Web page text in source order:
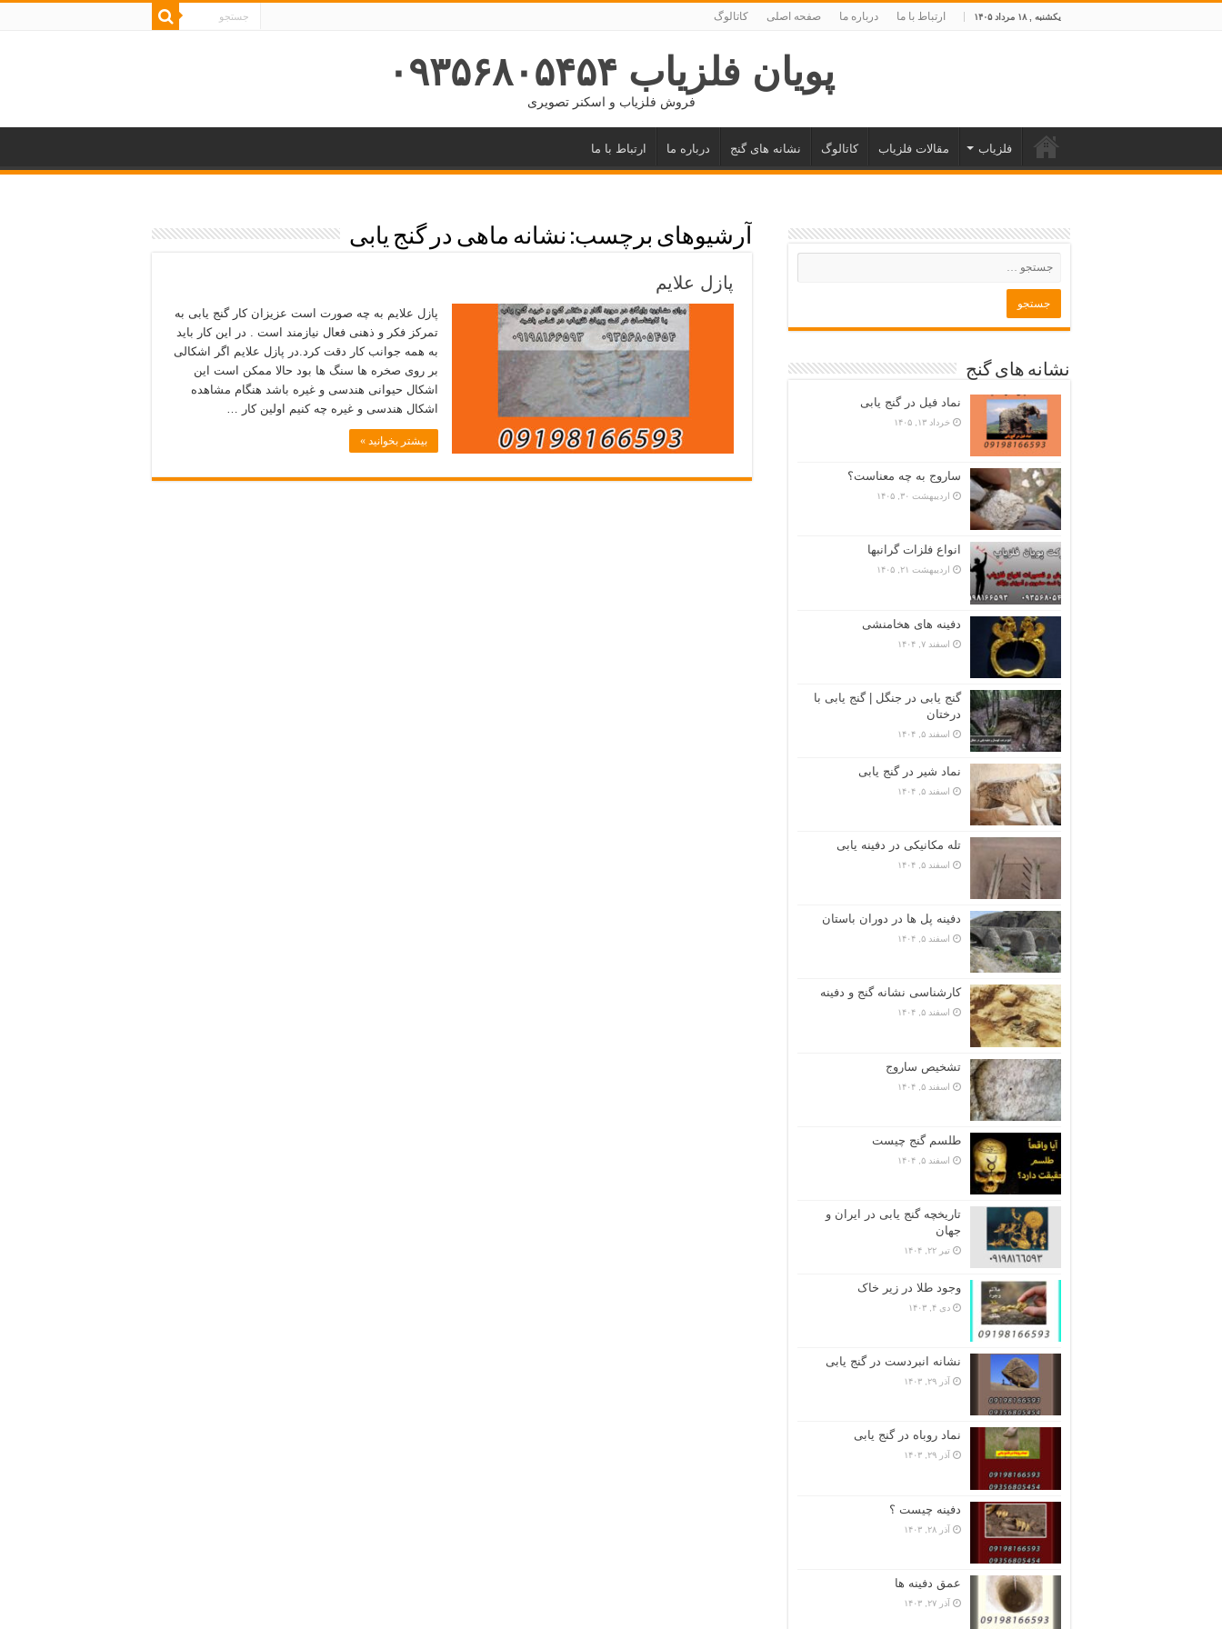
یکشنبه , ۱۸ مرداد ۱۴۰۵ ارتباط با ما درباره ما صفحه اصلی کاتالوگ
پویان فلزیاب ۰۹۳۵۶۸۰۵۴۵۴
فروش فلزیاب و اسکنر تصویری
فلزیاب مقالات فلزیاب کاتالوگ نشانه های گنج درباره ما ارتباط با ما
آرشیوهای برچسب: نشانه ماهی در گنج یابی
پازل علایم
پازل علایم به چه صورت است عزیزان کار گنج یابی به
تمرکز فکر و ذهنی فعال نیازمند است . در این کار باید
به همه جوانب کار دقت کرد.در پازل علایم اگر اشکالی
بر روی صخره ها سنگ ها بود حالا ممکن است این
اشکال حیوانی هندسی و غیره باشد هنگام مشاهده
اشکال هندسی و غیره چه کنیم اولین کار …
بیشتر بخوانید »
نشانه های گنج
نماد فیل در گنج یابی
خرداد ۱۳, ۱۴۰۵
ساروج به چه معناست؟
اردیبهشت ۳۰, ۱۴۰۵
انواع فلزات گرانبها
اردیبهشت ۲۱, ۱۴۰۵
دفینه های هخامنشی
اسفند ۷, ۱۴۰۴
گنج یابی در جنگل | گنج یابی با
درختان
اسفند ۵, ۱۴۰۴
نماد شیر در گنج یابی
اسفند ۵, ۱۴۰۴
تله مکانیکی در دفینه یابی
اسفند ۵, ۱۴۰۴
دفینه پل ها در دوران باستان
اسفند ۵, ۱۴۰۴
کارشناسی نشانه گنج و دفینه
اسفند ۵, ۱۴۰۴
تشخیص ساروج
اسفند ۵, ۱۴۰۴
طلسم گنج چیست
اسفند ۵, ۱۴۰۴
تاریخچه گنج‌ یابی در ایران و
جهان
تیر ۲۲, ۱۴۰۴
وجود طلا در زیر خاک
دی ۴, ۱۴۰۳
نشانه انبردست در گنج یابی
آذر ۲۹, ۱۴۰۳
نماد روباه در گنج یابی
آذر ۲۹, ۱۴۰۳
دفینه چیست ؟
آذر ۲۸, ۱۴۰۳
عمق دفینه ها
آذر ۲۷, ۱۴۰۳